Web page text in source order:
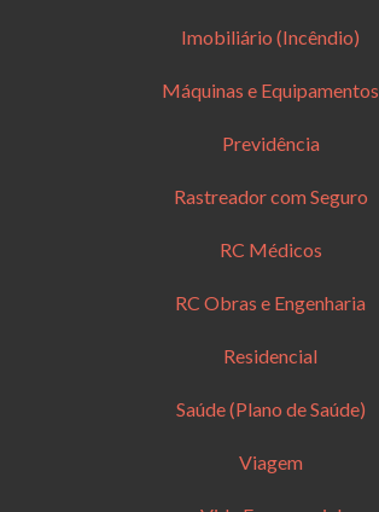
Imobiliário (Incêndio)
Máquinas e Equipamentos
Previdência
Rastreador com Seguro
RC Médicos
RC Obras e Engenharia
Residencial
Saúde (Plano de Saúde)
Viagem